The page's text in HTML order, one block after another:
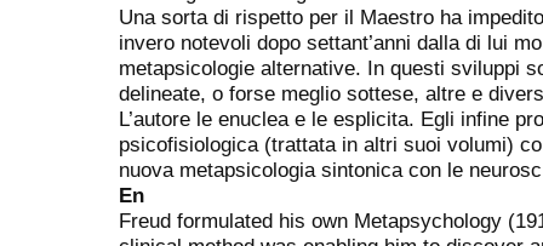
Una sorta di rispetto per il Maestro ha
invero notevoli dopo settant’anni dalla di lui
metapsicologie alternative. In questi sviluppi
delineate, o forse meglio sottese, altre e
L’autore le enuclea e le esplicita. Egli infine
psicofisiologica (trattata in altri suoi volumi)
nuova metapsicologia sintonica con le
En
Freud formulated his own Metapsychology